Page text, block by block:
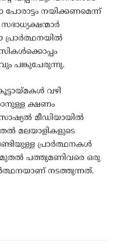
പോരാട്ടം നയിക്കണമെന്ന്
സഭാധ്യക്ഷന്മാര്‍
പ്രാര്‍ത്ഥനയില്‍
പങ്കുചേരുന്നു.
വഴി
ക്ഷണം
മീഡിയായില്‍
മലയാളികളുടെ
പ്രാര്‍ത്ഥനകള്‍
മുതല്‍ പത്തുമണിവരെ ഒരു
നടത്തുന്നത്.